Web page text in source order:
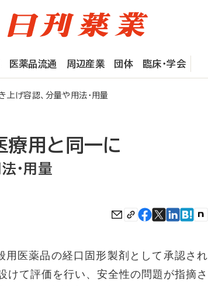
医薬品流通 周辺産業 団体 臨床・学会
げ容認、分量や用法・用量
療用と同一に
・用量
医薬品の経口固形製剤として承認され
けて評価を行い、安全性の問題が指摘さ